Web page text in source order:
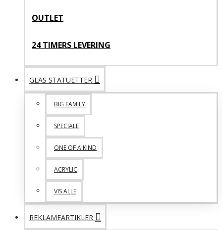
OUTLET
24 TIMERS LEVERING
GLAS STATUETTER
BIG FAMILY
SPECIALE
ONE OF A KIND
ACRYLIC
VIS ALLE
REKLAMEARTIKLER